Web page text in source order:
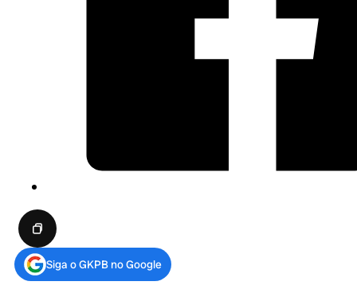
Siga o GKPB no Google